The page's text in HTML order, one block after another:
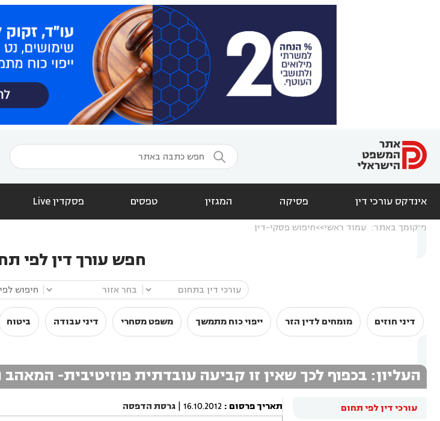

אינדקס עורכי דין פסיקה המגזין טפסים פסקדין Live
מיקומך באתר: עמוד ראשי חיפוש פסקי-דין
חפש עורך דין לפי
דיני חוזים מומחים לדין הזר ייפוי כוח מתמשך משפט מסחרי דיני עבודה ביטוח
העליון: בכפוף לכך שאין זו קביעה עובדתית פוזיטיבית-
עורכי דין לפי תחום
תאריך פרסום :
16.10.2012
| גרסת הדפסה